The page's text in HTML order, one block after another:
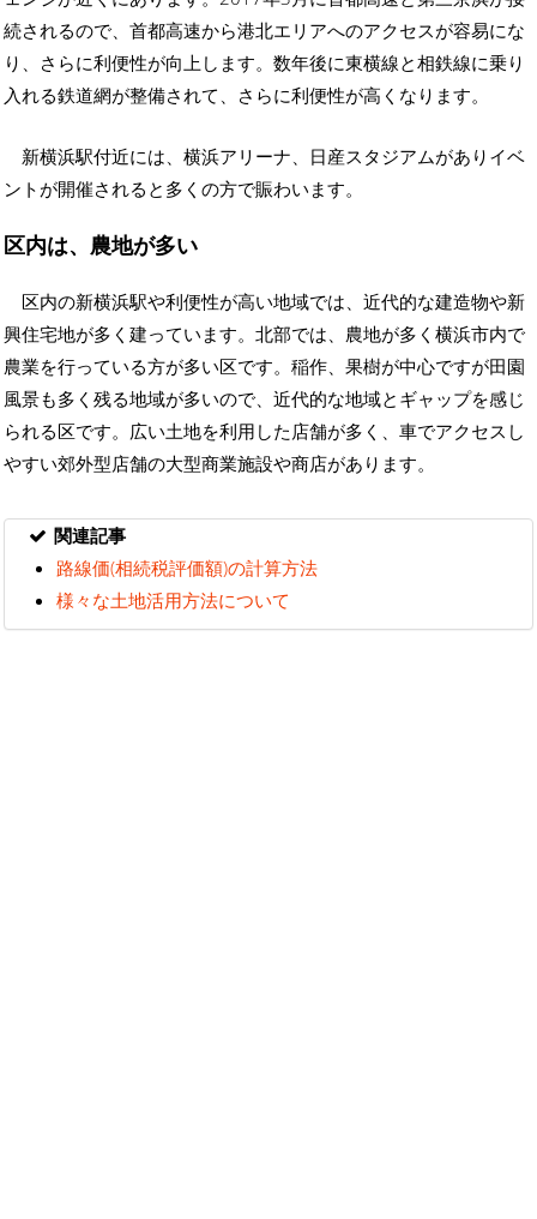
続されるので、首都高速から港北エリアへのアクセスが容易にな
り、さらに利便性が向上します。数年後に東横線と相鉄線に乗り
入れる鉄道網が整備されて、さらに利便性が高くなります。
新横浜駅付近には、横浜アリーナ、日産スタジアムがありイベ
ントが開催されると多くの方で賑わいます。
区内は、農地が多い
区内の新横浜駅や利便性が高い地域では、近代的な建造物や新
興住宅地が多く建っています。北部では、農地が多く横浜市内で
農業を行っている方が多い区です。稲作、果樹が中心ですが田園
風景も多く残る地域が多いので、近代的な地域とギャップを感じ
られる区です。広い土地を利用した店舗が多く、車でアクセスし
やすい郊外型店舗の大型商業施設や商店があります。
関連記事
路線価(相続税評価額)の計算方法
様々な土地活用方法について